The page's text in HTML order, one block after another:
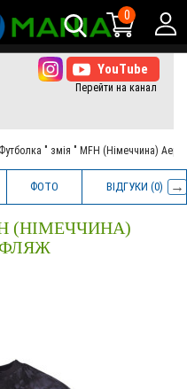
0
61-77-+38 (073) 61-77-
167
Футболка " змія " MFH (Німеччина)
ФОТО ВІДГУКИ (0)
(НІМЕЧЧИНА)